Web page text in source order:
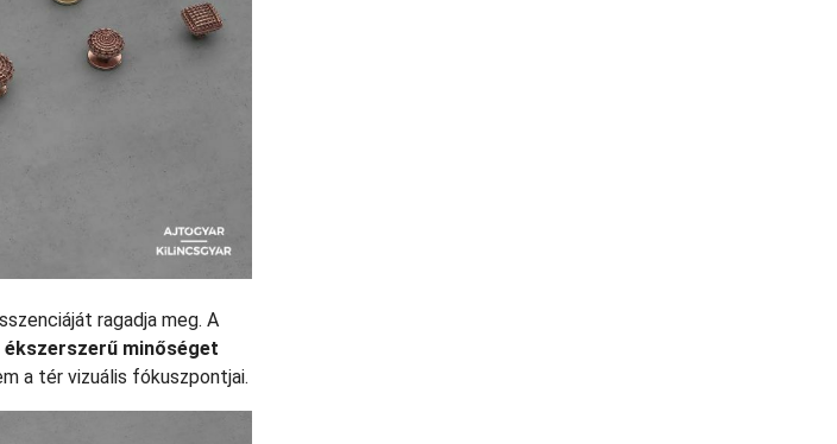
ragadja meg. A
ékszerszerű minőséget
a tér vizuális fókuszpontjai.